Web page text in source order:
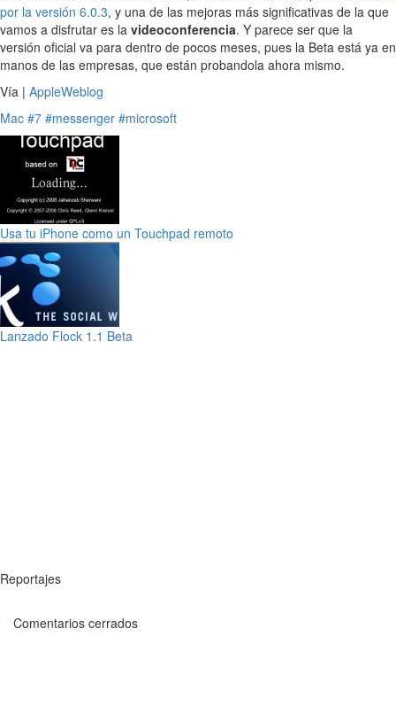
por la versión 6.0.3, y una de las mejoras más significativas de la que
vamos a disfrutar es la videoconferencia. Y parece ser que la
versión oficial va para dentro de pocos meses, pues la Beta está ya en
manos de las empresas, que están probandola ahora mismo.
Vía | AppleWeblog
Mac #7 #messenger #microsoft
Usa tu iPhone como un Touchpad remoto
Lanzado Flock 1.1 Beta
Reportajes
Comentarios cerrados